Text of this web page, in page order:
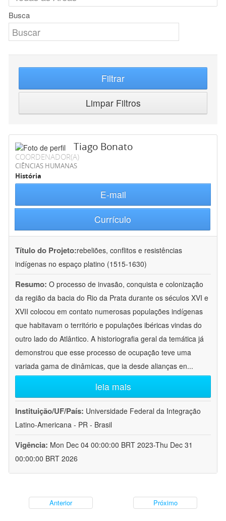
Busca
Filtrar
Limpar Filtros
Tiago Bonato
COORDENADOR(A)
CIÊNCIAS HUMANAS
História
E-mail
Currículo
Título do Projeto:rebeliões, conflitos e resistências
indígenas no espaço platino (1515-1630)
Resumo: O processo de invasão, conquista e colonização
da região da bacia do Rio da Prata durante os séculos XVI e
XVII colocou em contato numerosas populações indígenas
que habitavam o território e populações ibéricas vindas do
outro lado do Atlântico. A historiografia geral da temática já
demonstrou que esse processo de ocupação teve uma
variada gama de dinâmicas, que ia desde alianças en...
leia mais
Instituição/UF/País: Universidade Federal da Integração
Latino-Americana - PR - Brasil
Vigência: Mon Dec 04 00:00:00 BRT 2023-Thu Dec 31
00:00:00 BRT 2026
Anterior Próximo